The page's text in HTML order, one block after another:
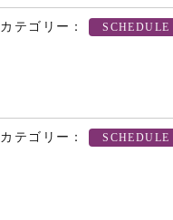
カテゴリー： SCHEDULE
カテゴリー： SCHEDULE